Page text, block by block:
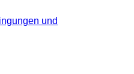
und